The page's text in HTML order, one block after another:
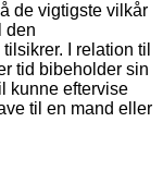
de vigtigste vilkår
den
I relation til
tid bibeholder sin
kunne eftervise
til en mand eller